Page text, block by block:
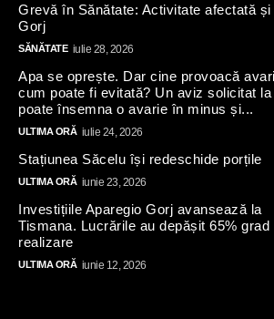
Grevă în Sănătate: Activitate afectată
Gorj
SĂNĂTATE iulie 28, 2026
Apa se oprește. Dar cine provoacă
cum poate fi evitată? Un aviz solicitat
poate însemna o avarie în minus și...
ULTIMA ORĂ iulie 24, 2026
Stațiunea Săcelu își redeschide porțile
ULTIMA ORĂ iunie 23, 2026
Investițiile Aparegio Gorj avansează la
Tismana. Lucrările au depășit 65% grad
realizare
ULTIMA ORĂ iunie 12, 2026